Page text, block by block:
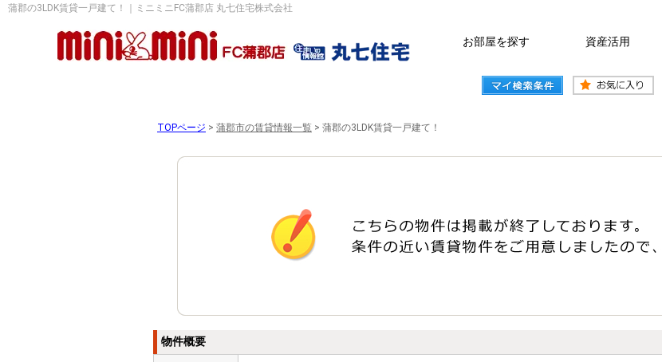
蒲郡の3LDK賃貸一戸建て！｜ミニミニFC蒲郡店 丸七住宅株式会社
お部屋を探す 資産活用
TOPページ > 蒲郡市の賃貸情報一覧 > 蒲郡の3LDK賃貸一戸建て！
物件概要